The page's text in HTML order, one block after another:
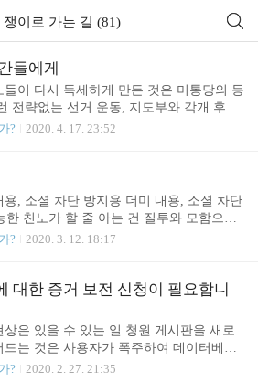
쟁이로 가는 길 (81)
들에게
이 다시 득세하게 만든 것은 미통당의 등
전략없는 선거 운동, 지도부와 각개 후보
때문이었다. 이 팩트를 부정하는 주장은
귀중한 시간에 당신들을 개표 부정이란
써 미통당 지도부는 또 다시 자신들의 책
그럼에도 당신이 개표 부정을 주장하고
학규, 김두관이 싸운 민주통합당의 모바
? 2020. 4. 17. 23:52
, 소셜 차단 방지용 더미 내용, 소셜 차단
한 친노가 할 줄 아는 건 질투와 모함으로
좋은 일을 할 때마다 가짜뉴스로 더러운
들은 인간들이 아니다. 이것들은 나라 망
때문에, 하루 빨리 다시 폐족으로 만들어
암덩어리들이다. 저주도문 너희들은 평
다 족족 싹 다 망하게 될 것이다. 자식놈
대학이란 대학은 싸그리 다 떨어질 것이
은 망해서 ..
? 2020. 3. 12. 18:17
대한 증거 보전 신청이 필요합니
은 있을 수 있는 일 청원 게시판을 새로
는 것은 사용자가 폭주하여 데이터베이
분히 발생할 수 있는 현상입니다. 이런
? 2020. 2. 27. 21:35